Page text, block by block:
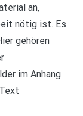
an,
nötig ist. Es
gehören
im Anhang